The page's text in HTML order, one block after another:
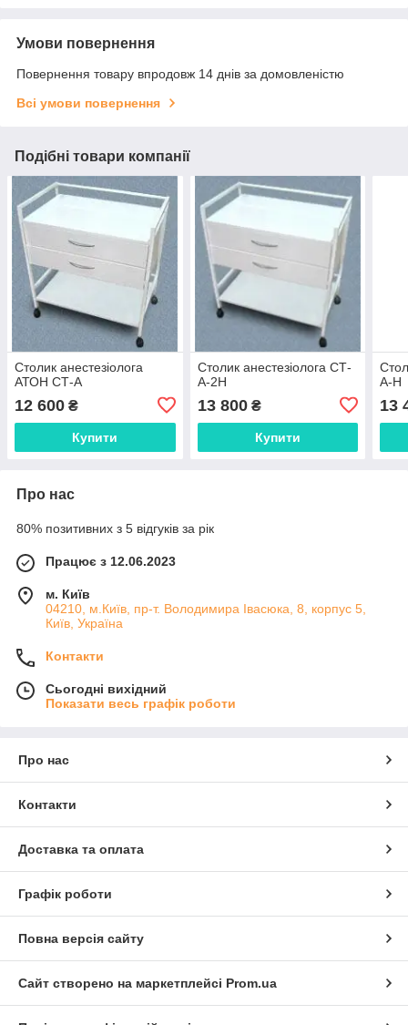
Умови повернення
Повернення товару впродовж 14 днів за домовленістю
Всі умови повернення
Подібні товари компанії
Столик анестезіолога
АТОН СТ-А
12 600 ₴
Купити
Столик анестезіолога СТ-
А-2Н
13 800₴
Купити
А-Н
13
Про нас
80% позитивних з 5 відгуків за рік
Працює з 12.06.2023
м. Київ
04210, м.Київ, пр-т. Володимира Івасюка, 8, корпус 5,
Київ, Україна
Контакти
Сьогодні вихідний
Показати весь графік роботи
Про нас
Контакти
Доставка та оплата
Графік роботи
Повна версія сайту
Сайт створено на маркетплейсі Prom.ua